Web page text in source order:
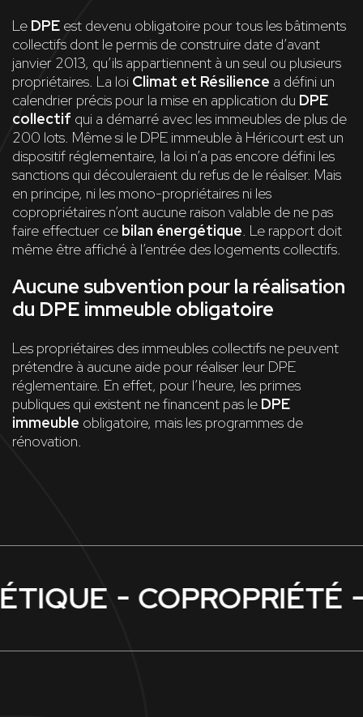
Le DPE est devenu obligatoire pour tous les bâtiments
collectifs dont le permis de construire date d’avant
janvier 2013, qu’ils appartiennent à un seul ou plusieurs
propriétaires. La loi Climat et Résilience a défini un
calendrier précis pour la mise en application du DPE
collectif qui a démarré avec les immeubles de plus de
200 lots. Même si le DPE immeuble à Héricourt est un
dispositif réglementaire, la loi n’a pas encore défini les
sanctions qui découleraient du refus de le réaliser. Mais
en principe, ni les mono-propriétaires ni les
copropriétaires n’ont aucune raison valable de ne pas
faire effectuer ce bilan énergétique . Le rapport doit
même être affiché à l’entrée des logements collectifs.
Aucune subvention pour la réalisation
du DPE immeuble obligatoire
Les propriétaires des immeubles collectifs ne peuvent
prétendre à aucune aide pour réaliser leur DPE
réglementaire. En effet, pour l’heure, les primes
publiques qui existent ne financent pas le DPE
immeuble obligatoire, mais les programmes de
rénovation.
- COPROPRIÉTÉ -